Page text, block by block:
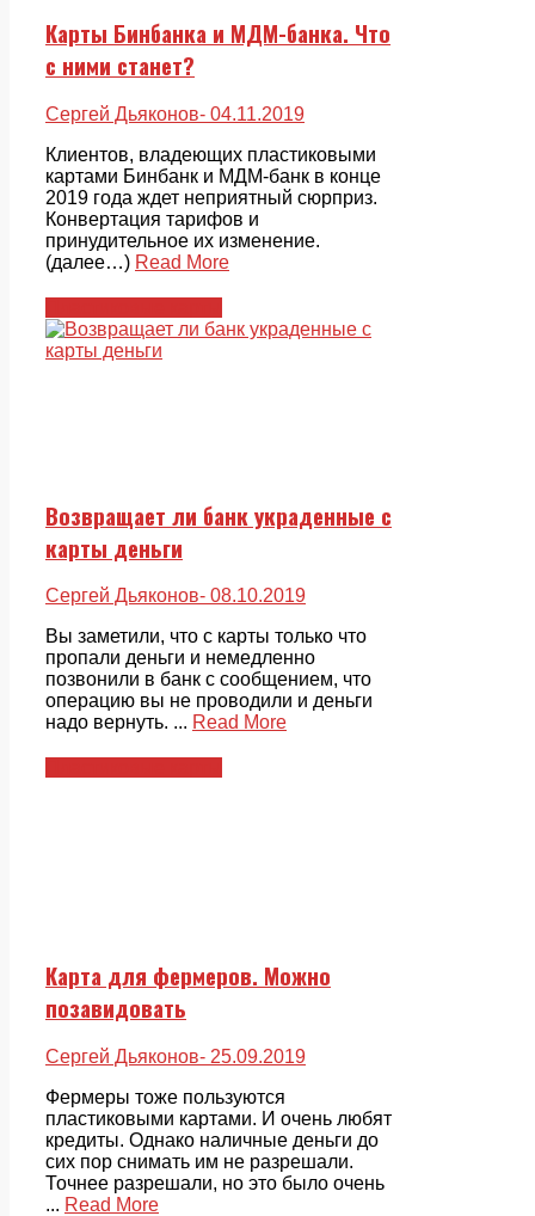
Карты Бинбанка и МДМ-банка. Что
с ними станет?
Сергей Дьяконов- 04.11.2019
Клиентов, владеющих пластиковыми
картами Бинбанк и МДМ-банк в конце
2019 года ждет неприятный сюрприз.
Конвертация тарифов и
принудительное их изменение.
(далее…) Read More
Возвращает ли банк украденные с
карты деньги
Сергей Дьяконов- 08.10.2019
Вы заметили, что с карты только что
пропали деньги и немедленно
позвонили в банк с сообщением, что
операцию вы не проводили и деньги
надо вернуть. ... Read More
Карта для фермеров. Можно
позавидовать
Сергей Дьяконов- 25.09.2019
Фермеры тоже пользуются
пластиковыми картами. И очень любят
кредиты. Однако наличные деньги до
сих пор снимать им не разрешали.
Точнее разрешали, но это было очень
... Read More